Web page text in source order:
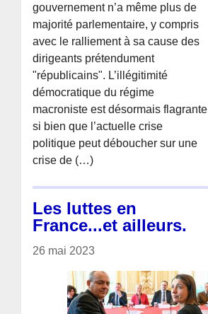
gouvernement n’a même plus de
majorité parlementaire, y compris
avec le ralliement à sa cause des
dirigeants prétendument
"républicains". L’illégitimité
démocratique du régime
macroniste est désormais flagrante
si bien que l’actuelle crise
politique peut déboucher sur une
crise de (…)
Les luttes en
France...et ailleurs.
26 mai 2023